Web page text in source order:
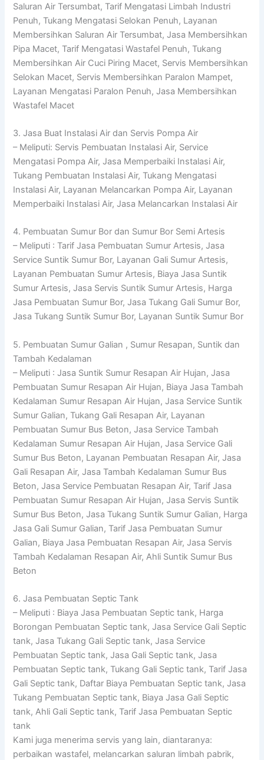
Saluran Air Tersumbat, Tarif Mengatasi Limbah Industri
Penuh, Tukang Mengatasi Selokan Penuh, Layanan
Membersihkan Saluran Air Tersumbat, Jasa Membersihkan
Pipa Macet, Tarif Mengatasi Wastafel Penuh, Tukang
Membersihkan Air Cuci Piring Macet, Servis Membersihkan
Selokan Macet, Servis Membersihkan Paralon Mampet,
Layanan Mengatasi Paralon Penuh, Jasa Membersihkan
Wastafel Macet
3. Jasa Buat Instalasi Air dan Servis Pompa Air
– Meliputi: Servis Pembuatan Instalasi Air, Service
Mengatasi Pompa Air, Jasa Memperbaiki Instalasi Air,
Tukang Pembuatan Instalasi Air, Tukang Mengatasi
Instalasi Air, Layanan Melancarkan Pompa Air, Layanan
Memperbaiki Instalasi Air, Jasa Melancarkan Instalasi Air
4. Pembuatan Sumur Bor dan Sumur Bor Semi Artesis
– Meliputi : Tarif Jasa Pembuatan Sumur Artesis, Jasa
Service Suntik Sumur Bor, Layanan Gali Sumur Artesis,
Layanan Pembuatan Sumur Artesis, Biaya Jasa Suntik
Sumur Artesis, Jasa Servis Suntik Sumur Artesis, Harga
Jasa Pembuatan Sumur Bor, Jasa Tukang Gali Sumur Bor,
Jasa Tukang Suntik Sumur Bor, Layanan Suntik Sumur Bor
5. Pembuatan Sumur Galian , Sumur Resapan, Suntik dan
Tambah Kedalaman
– Meliputi : Jasa Suntik Sumur Resapan Air Hujan, Jasa
Pembuatan Sumur Resapan Air Hujan, Biaya Jasa Tambah
Kedalaman Sumur Resapan Air Hujan, Jasa Service Suntik
Sumur Galian, Tukang Gali Resapan Air, Layanan
Pembuatan Sumur Bus Beton, Jasa Service Tambah
Kedalaman Sumur Resapan Air Hujan, Jasa Service Gali
Sumur Bus Beton, Layanan Pembuatan Resapan Air, Jasa
Gali Resapan Air, Jasa Tambah Kedalaman Sumur Bus
Beton, Jasa Service Pembuatan Resapan Air, Tarif Jasa
Pembuatan Sumur Resapan Air Hujan, Jasa Servis Suntik
Sumur Bus Beton, Jasa Tukang Suntik Sumur Galian, Harga
Jasa Gali Sumur Galian, Tarif Jasa Pembuatan Sumur
Galian, Biaya Jasa Pembuatan Resapan Air, Jasa Servis
Tambah Kedalaman Resapan Air, Ahli Suntik Sumur Bus
Beton
6. Jasa Pembuatan Septic Tank
– Meliputi : Biaya Jasa Pembuatan Septic tank, Harga
Borongan Pembuatan Septic tank, Jasa Service Gali Septic
tank, Jasa Tukang Gali Septic tank, Jasa Service
Pembuatan Septic tank, Jasa Gali Septic tank, Jasa
Pembuatan Septic tank, Tukang Gali Septic tank, Tarif Jasa
Gali Septic tank, Daftar Biaya Pembuatan Septic tank, Jasa
Tukang Pembuatan Septic tank, Biaya Jasa Gali Septic
tank, Ahli Gali Septic tank, Tarif Jasa Pembuatan Septic
tank
Kami juga menerima servis yang lain, diantaranya:
perbaikan wastafel, melancarkan saluran limbah pabrik,